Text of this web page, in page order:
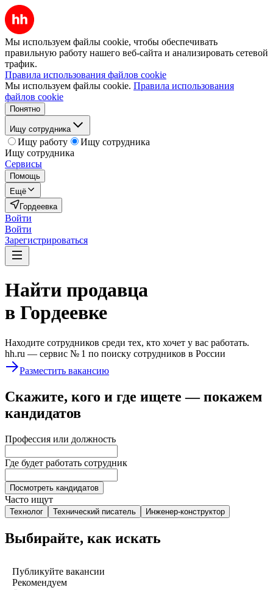
Мы используем файлы cookie, чтобы обеспечивать
правильную работу нашего веб-сайта и анализировать сетевой
трафик.
Правила использования файлов cookie
Мы используем файлы cookie. Правила использования
файлов cookie
Понятно
Ищу сотрудника
Ищу работу
Ищу сотрудника
Ищу сотрудника
Сервисы
Помощь
Ещё
Гордеевка
Войти
Войти
Зарегистрироваться
Найти продавца
в Гордеевке
Находите сотрудников среди тех, кто хочет у вас работать.
hh.ru — сервис № 1 по поиску сотрудников в России
Разместить вакансию
Скажите, кого и где ищете — покажем
кандидатов
Профессия или должность
Где будет работать сотрудник
Посмотреть кандидатов
Часто ищут
Технолог Технический писатель Инженер-конструктор
Выбирайте, как искать
Публикуйте вакансии
Рекомендуем